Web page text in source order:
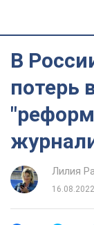
В
потерь
Лилия